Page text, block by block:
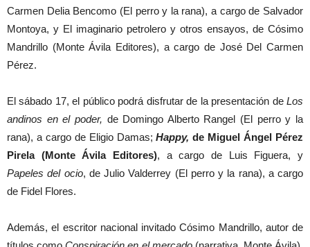
Carmen Delia Bencomo (El perro y la rana), a cargo de Salvador
Montoya, y El imaginario petrolero y otros ensayos, de Cósimo
Mandrillo (Monte Ávila Editores), a cargo de José Del Carmen
Pérez.
El sábado 17, el público podrá disfrutar de la presentación deLos
andinos en el poder, de Domingo Alberto Rangel (El perro y la
rana), a cargo de Eligio Damas;Happy, de Miguel Ángel Pérez
Pirela (Monte Ávila Editores), a cargo de Luis Figuera, y
Papeles del ocio, de Julio Valderrey (El perro y la rana), a cargo
de Fidel Flores.
Además, el escritor nacional invitado Cósimo Mandrillo, autor de